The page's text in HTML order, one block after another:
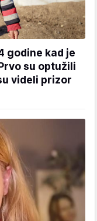
godine kad je
su optužili
videli prizor